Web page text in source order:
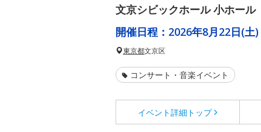
文京シビックホール 小ホール
開催日程： 2026年8月22日(土
東京都文京区
コンサート・音楽イベント
イベント詳細 トップ